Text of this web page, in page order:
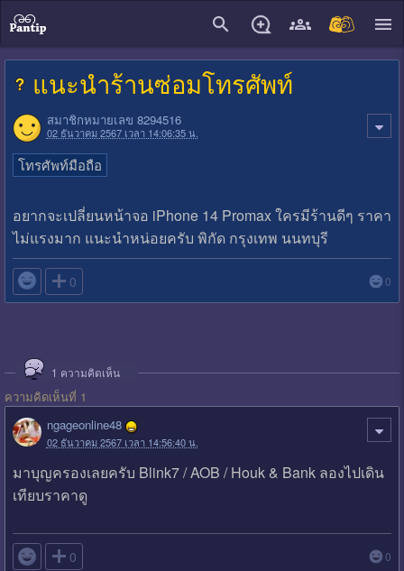
แนะนำร้านซ่อมโทรศัพท์
สมาชิกหมายเลข 8294516
02 ธันวาคม 2567 เวลา 14:06:35 น.
โทรศัพท์มือถือ
อยากจะเปลี่ยนหน้าจอ iPhone 14 Promax ใครมีร้านดีๆ ราคา
ไม่แรงมาก แนะนำหน่อยครับ พิกัด กรุงเทพ นนทบุรี
 0 0
1 ความคิดเห็น
ความคิดเห็นที่ 1
ngageonline48
02 ธันวาคม 2567 เวลา 14:56:40 น.
มาบุญครองเลยครับ Blink7 / AOB / Houk & Bank ลองไปเดิน
เทียบราคาดู
 0 0
close